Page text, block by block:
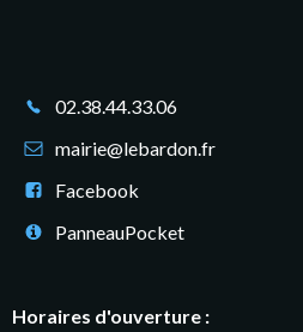
i
o
n
É
02.38.44.33.06
mairie@lebardon.fr
Facebook
PanneauPocket
Horaires d'ouverture :